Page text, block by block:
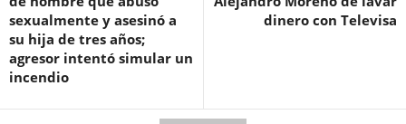
sexualmente y asesinó a
su hija de tres años;
agresor intentó simular un
incendio
dinero con Televisa